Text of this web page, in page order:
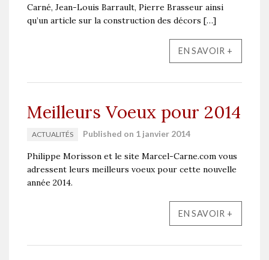
Carné, Jean-Louis Barrault, Pierre Brasseur ainsi
qu’un article sur la construction des décors […]
EN SAVOIR +
Meilleurs Voeux pour 2014
ACTUALITÉS Published on 1 janvier 2014
Philippe Morisson et le site Marcel-Carne.com vous
adressent leurs meilleurs voeux pour cette nouvelle
année 2014.
EN SAVOIR +